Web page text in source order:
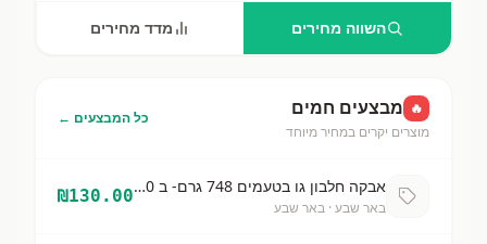
השווה מחירים מדד מחירים
🔥
מבצעים חמים
מוצרים יקרים במחיר מיוחד
כל המבצעים ←
אבקה חלבון גו בטעמים 748 גרם- ב 130
באר שבע · באר שבע
₪130.00